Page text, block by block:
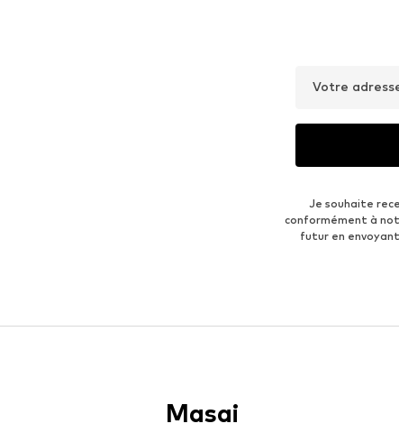
Votre
Je souhaite
conformément à
futur en
Masai